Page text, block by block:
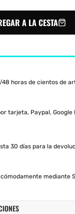
A LA CESTA
48 horas de cientos de
tarjeta, Paypal, Google
30 días para la
mediante